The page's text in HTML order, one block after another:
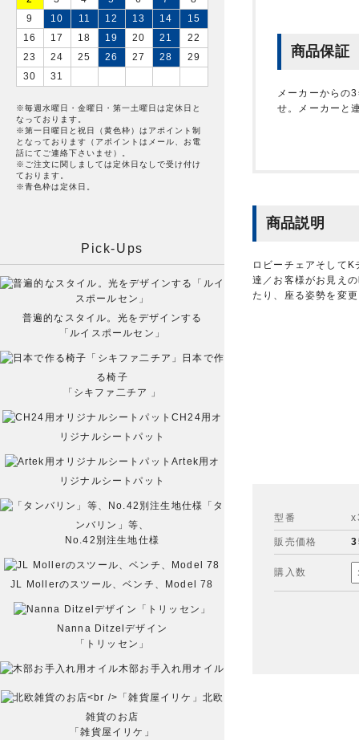
商品保証
メーカーからの
せ。メーカーと
商品説明
ロビーチェアそして
達／お客様がお見え
たり、座る姿勢を変
型番
販売価格
購入数
9
10 11 12 13 14
15
16
17 18 19 20 21
22
23
24 25 26 27 28
29
30
31
※毎週水曜日・金曜日・第一土曜日は定休日と
なっております。
※第一日曜日と祝日（黄色枠）はアポイント制
となっております（アポイントはメール、お電
話にてご連絡下さいませ）。
※ご注文に関しましては定休日なしで受け付け
ております。
※青色枠は定休日。
Pick-Ups
普遍的なスタイル。光をデザインする
「ルイスポールセン」
日本で作
る椅子
「シキファ二チア 」
CH24用オ
リジナルシートパット
Artek用オ
リジナルシートパット
「タ
ンバリン」等、
No.42別注生地仕様
JL Mollerのスツール、ベンチ、Model 78
Nanna Ditzelデザイン
「トリッセン」
木部お手入れ用オイル
北欧
雑貨のお店
「雑貨屋イリケ」